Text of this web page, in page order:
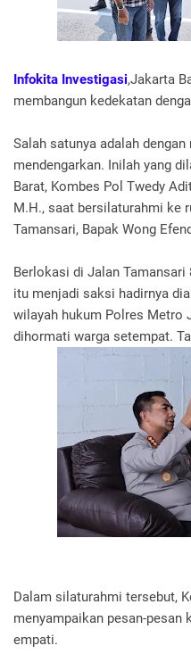
Infokita Investigasi,Jakarta
membangun kedekatan
Salah satunya adalah
mendengarkan. Inilah yang
Barat, Kombes Pol Twedy
M.H., saat bersilaturahmi ke
Tamansari, Bapak Wong
Berlokasi di Jalan
itu menjadi saksi hadirnya
wilayah hukum Polres Metro
dihormati warga setempat.
Dalam silaturahmi tersebut,
menyampaikan pesan-pesan
empati.